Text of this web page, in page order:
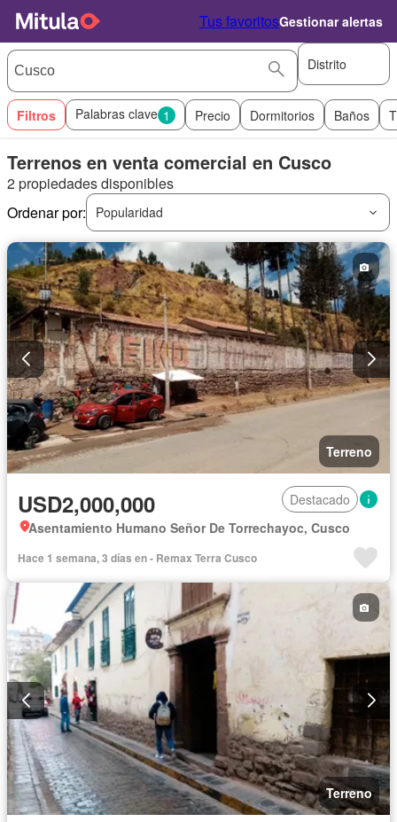
Tus favoritosGestionar alertas
Distrito
Filtros Palabras clave 1 Precio Dormitorios Baños
Terrenos en venta comercial en Cusco
2 propiedades disponibles
Ordenar por:
Popularidad
Terreno
USD2,000,000
Destacado
Asentamiento Humano Señor De Torrechayoc, Cusco
Hace 1 semana, 3 días en - Remax Terra Cusco
Terreno